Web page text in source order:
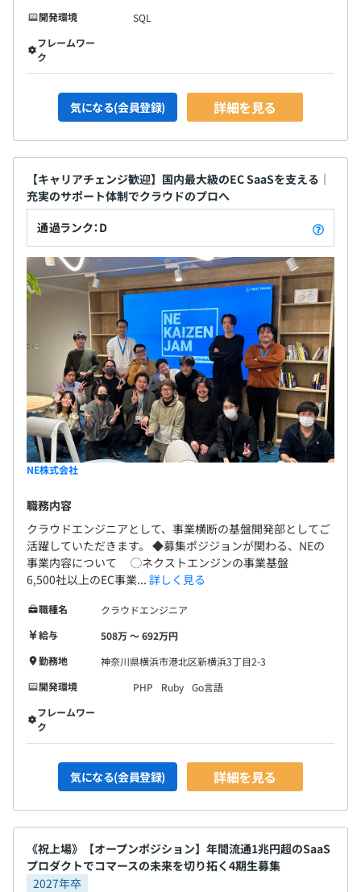
開発環境
SQL
フレームワー
ク
気になる(会員登録) 詳細を見る
【キャリアチェンジ歓迎】国内最大級のEC SaaSを支える｜
充実のサポート体制でクラウドのプロへ
通過ランク：D
NE株式会社
職務内容
クラウドエンジニアとして、事業横断の基盤開発部としてご
活躍していただきます。 ◆募集ポジジョンが関わる、NEの
事業内容について ◯ネクストエンジンの事業基盤
6,500社以上のEC事業... 詳しく見る
職種名
クラウドエンジニア
給与
508万 〜 692万円
勤務地
神奈川県横浜市港北区新横浜3丁目2-3
開発環境
PHP Ruby Go言語
フレームワー
ク
気になる(会員登録) 詳細を見る
《祝上場》【オープンポジション】年間流通1兆円超のSaaS
プロダクトでコマースの未来を切り拓く4期生募集
2027年卒